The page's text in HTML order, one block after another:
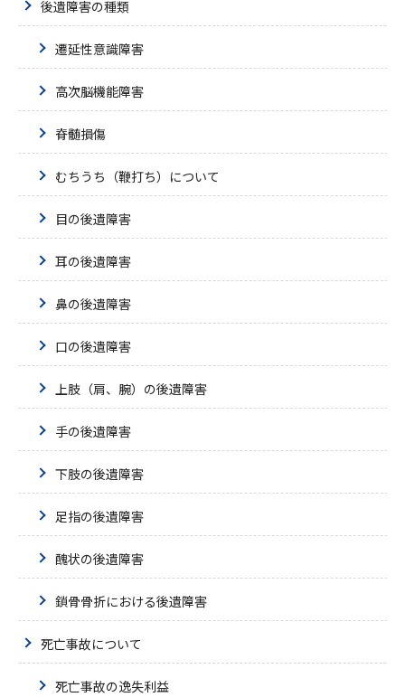
後遺障害の種類
遷延性意識障害
高次脳機能障害
脊髄損傷
むちうち（鞭打ち）について
目の後遺障害
耳の後遺障害
鼻の後遺障害
口の後遺障害
上肢（肩、腕）の後遺障害
手の後遺障害
下肢の後遺障害
足指の後遺障害
醜状の後遺障害
鎖骨骨折における後遺障害
死亡事故について
死亡事故の逸失利益